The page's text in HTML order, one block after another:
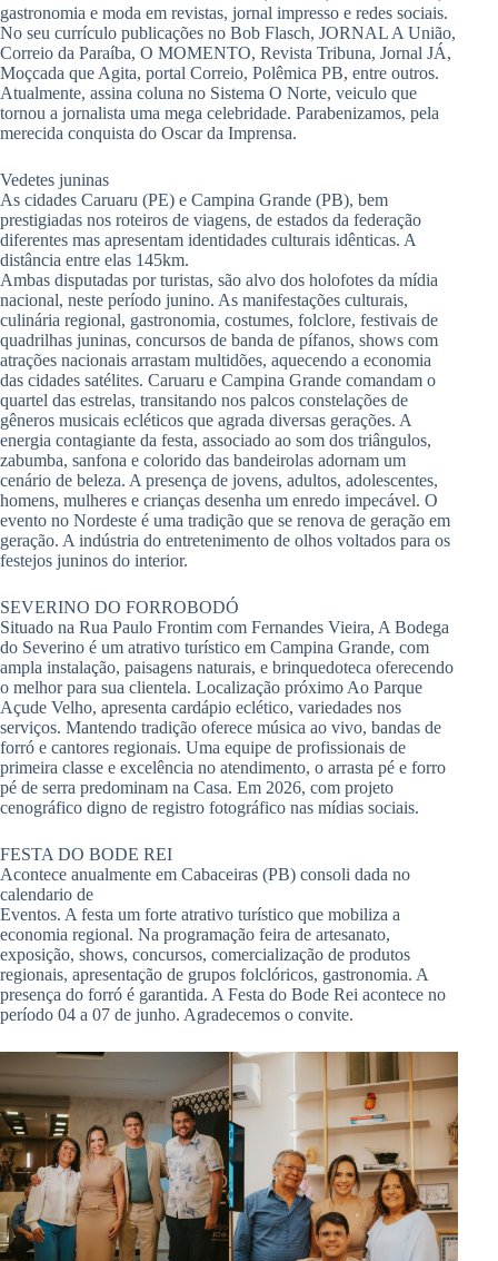
gastronomia e moda em revistas, jornal impresso e redes sociais.
No seu currículo publicações no Bob Flasch, JORNAL A União,
Correio da Paraíba, O MOMENTO, Revista Tribuna, Jornal JÁ,
Moçcada que Agita, portal Correio, Polêmica PB, entre outros.
Atualmente, assina coluna no Sistema O Norte, veiculo que
tornou a jornalista uma mega celebridade. Parabenizamos, pela
merecida conquista do Oscar da Imprensa.
Vedetes juninas
As cidades Caruaru (PE) e Campina Grande (PB), bem
prestigiadas nos roteiros de viagens, de estados da federação
diferentes mas apresentam identidades culturais idênticas. A
distância entre elas 145km.
Ambas disputadas por turistas, são alvo dos holofotes da mídia
nacional, neste período junino. As manifestações culturais,
culinária regional, gastronomia, costumes, folclore, festivais de
quadrilhas juninas, concursos de banda de pífanos, shows com
atrações nacionais arrastam multidões, aquecendo a economia
das cidades satélites. Caruaru e Campina Grande comandam o
quartel das estrelas, transitando nos palcos constelações de
gêneros musicais ecléticos que agrada diversas gerações. A
energia contagiante da festa, associado ao som dos triângulos,
zabumba, sanfona e colorido das bandeirolas adornam um
cenário de beleza. A presença de jovens, adultos, adolescentes,
homens, mulheres e crianças desenha um enredo impecável. O
evento no Nordeste é uma tradição que se renova de geração em
geração. A indústria do entretenimento de olhos voltados para os
festejos juninos do interior.
SEVERINO DO FORROBODÓ
Situado na Rua Paulo Frontim com Fernandes Vieira, A Bodega
do Severino é um atrativo turístico em Campina Grande, com
ampla instalação, paisagens naturais, e brinquedoteca oferecendo
o melhor para sua clientela. Localização próximo Ao Parque
Açude Velho, apresenta cardápio eclético, variedades nos
serviços. Mantendo tradição oferece música ao vivo, bandas de
forró e cantores regionais. Uma equipe de profissionais de
primeira classe e excelência no atendimento, o arrasta pé e forro
pé de serra predominam na Casa. Em 2026, com projeto
cenográfico digno de registro fotográfico nas mídias sociais.
FESTA DO BODE REI
Acontece anualmente em Cabaceiras (PB) consoli dada no
calendario de
Eventos. A festa um forte atrativo turístico que mobiliza a
economia regional. Na programação feira de artesanato,
exposição, shows, concursos, comercialização de produtos
regionais, apresentação de grupos folclóricos, gastronomia. A
presença do forró é garantida. A Festa do Bode Rei acontece no
período 04 a 07 de junho. Agradecemos o convite.